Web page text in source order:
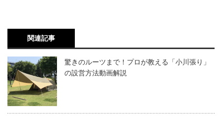
関連記事
驚きのルーツまで！プロが教える「小川張り」
の設営方法動画解説